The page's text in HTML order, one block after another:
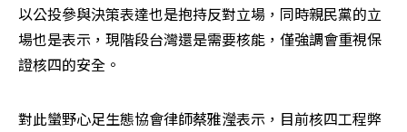
以公投參與決策表達也是抱持反對立場，同時親民黨的立
場也是表示，現階段台灣還是需要核能，僅強調會重視保
證核四的安全。
對此蠻野心足生態協會律師蔡雅瀅表示，目前核四工程弊